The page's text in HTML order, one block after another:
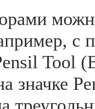
с
Tool
значке